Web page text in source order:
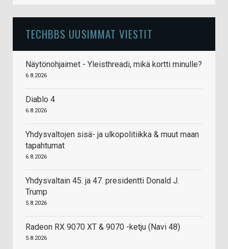
TECHBBS UUSIMMAT VIESTIT
Näytönohjaimet - Yleisthreadi, mikä kortti minulle?
6.8.2026
Diablo 4
6.8.2026
Yhdysvaltojen sisä- ja ulkopolitiikka & muut maan
tapahtumat
6.8.2026
Yhdysvaltain 45. ja 47. presidentti Donald J.
Trump
5.8.2026
Radeon RX 9070 XT & 9070 -ketju (Navi 48)
5.8.2026